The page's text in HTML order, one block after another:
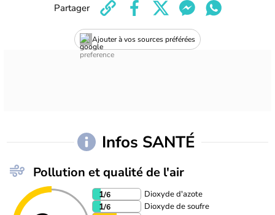
Ajouter à vos sources préférées
Partager
Infos SANTÉ
Pollution et qualité de l'air
1/6 Dioxyde d'azote
1/6 Dioxyde de soufre